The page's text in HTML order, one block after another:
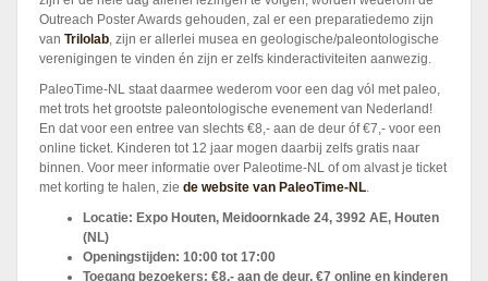
Outreach Poster Awards gehouden, zal er een preparatiedemo zijn
van Trilolab, zijn er allerlei musea en geologische/paleontologische
verenigingen te vinden én zijn er zelfs kinderactiviteiten aanwezig.
PaleoTime-NL staat daarmee wederom voor een dag vól met paleo,
met trots het grootste paleontologische evenement van Nederland!
En dat voor een entree van slechts €8,- aan de deur óf €7,- voor een
online ticket. Kinderen tot 12 jaar mogen daarbij zelfs gratis naar
binnen. Voor meer informatie over Paleotime-NL of om alvast je ticket
met korting te halen, zie de website van PaleoTime-NL.
Locatie: Expo Houten, Meidoornkade 24, 3992 AE, Houten
(NL)
Openingstijden: 10:00 tot 17:00
Toegang bezoekers: €8,- aan de deur, €7 online en kinderen